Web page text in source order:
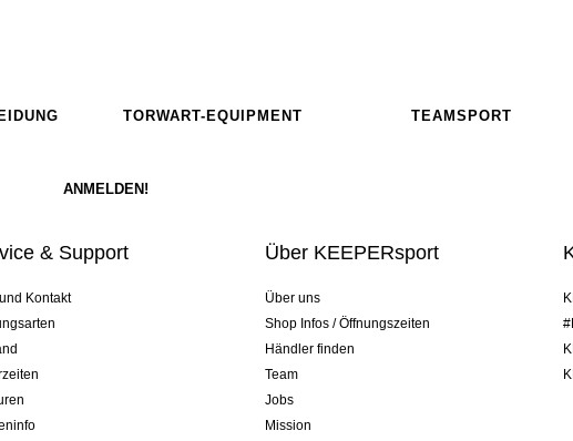
TORWART-EQUIPMENT TEAMSPORT
& Support
Kontakt
Über KEEPERsport
Über uns
Shop Infos / Öffnungszeiten
Händler finden
Team
Jobs
Mission